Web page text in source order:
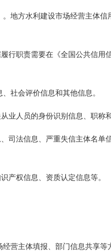
方水利建设市场经营主体信
职责需要在《全国公共信用
社会评价信息和其他信息。
人员的身份识别信息、职称和
法信息、严重失信主体名单
权信息、资质认定信息等。
主体填报、部门信息共享等